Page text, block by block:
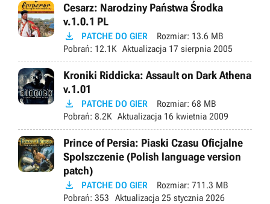
Cesarz: Narodziny Państwa Środka
v.1.0.1 PL
 PATCHE DO GIER Rozmiar: 13.6 MB
Pobrań: 12.1K Aktualizacja 17 sierpnia 2005
Kroniki Riddicka: Assault on Dark Athena
v.1.01
 PATCHE DO GIER Rozmiar: 68 MB
Pobrań: 8.2K Aktualizacja 16 kwietnia 2009
Prince of Persia: Piaski Czasu Oficjalne
Spolszczenie (Polish language version
patch)
 PATCHE DO GIER Rozmiar: 711.3 MB
Pobrań: 353 Aktualizacja 25 stycznia 2026